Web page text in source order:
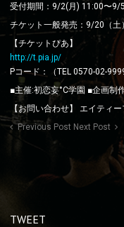
受付期間：9/2(月) 11:00〜9/
チケット一般発売：9/20（土
【チケットぴあ】
http://t.pia.jp/
Pコード：（TEL 0570-02-
■主催:初恋妄°C学園 ■企画制
【お問い合わせ】 エイティ
Previous Post Next Post
TWEET